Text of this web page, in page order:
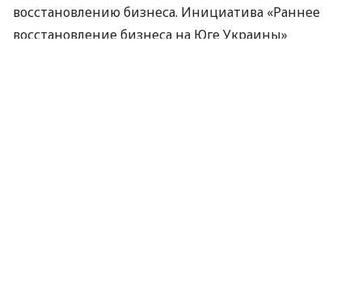
восстановлению бизнеса. Инициатива «Раннее
восстановление бизнеса на Юге Украины»